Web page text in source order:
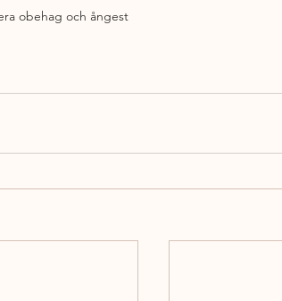
obehag och ångest